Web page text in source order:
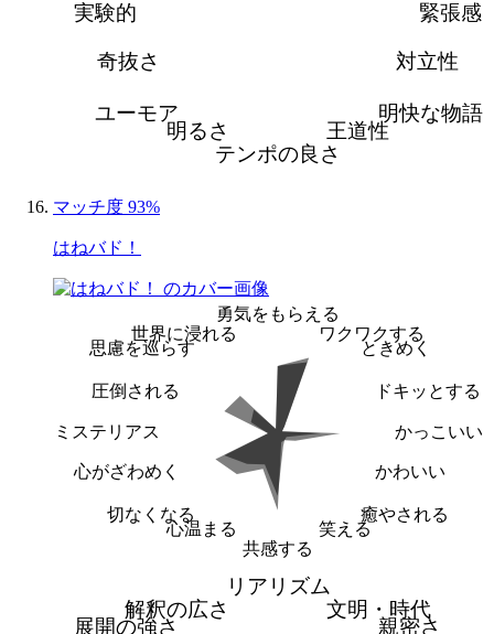
緊張感
対立性
明快な物語
王道性
テンポの良さ
明るさ
ユーモア
奇抜さ
実験的
マッチ度 93%
はねバド！
勇気をもらえる
ワクワクする
ときめく
ドキッとする
かっこいい
かわいい
癒やされる
笑える
共感する
心温まる
切なくなる
心がざわめく
ミステリアス
圧倒される
思慮を巡らす
世界に浸れる
リアリズム
文明・時代
親密さ
展開の強さ
解釈の広さ